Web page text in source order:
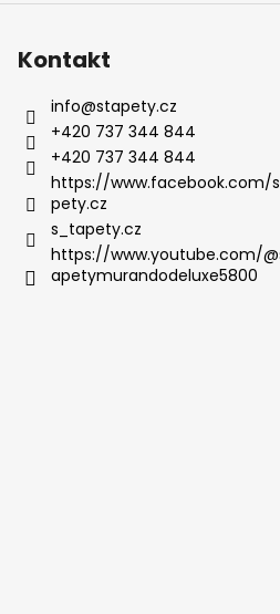
Kontakt
info@stapety.cz
+420 737 344 844
+420 737 344 844
https://www.facebook.com/
pety.cz
s_tapety.cz
https://www.youtube.com/
apetymurandodeluxe5800